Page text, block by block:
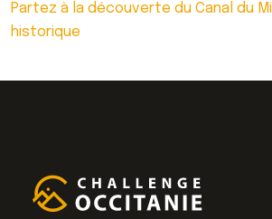
Partez à la découverte du Canal du
historique